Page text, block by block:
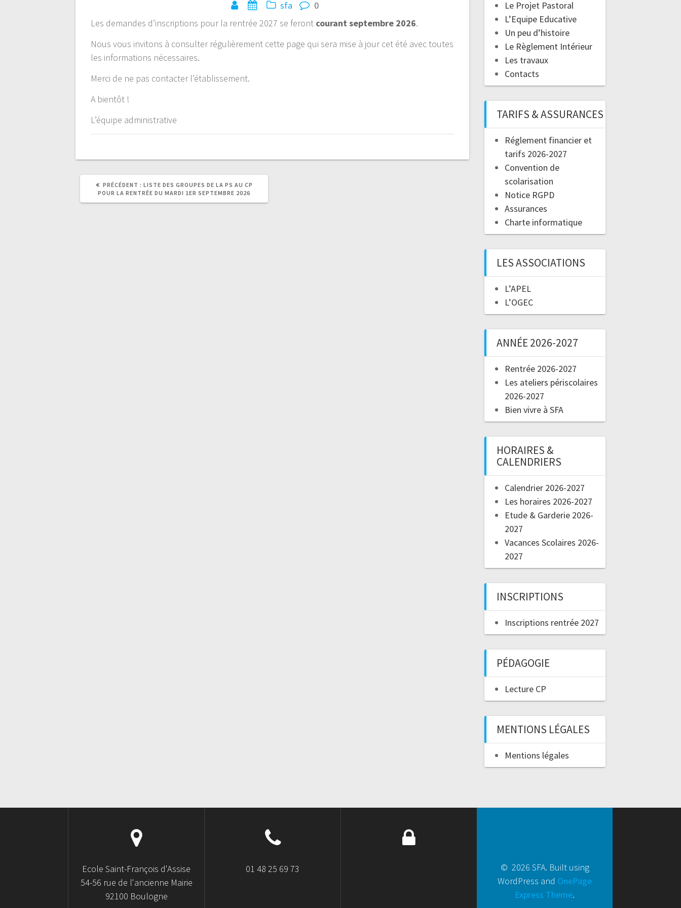
sfa
0
Les demandes d’inscriptions pour la rentrée 2027 se feront courant septembre 2026.
Nous vous invitons à consulter régulièrement cette page qui sera mise à jour cet été avec toutes
les informations nécessaires.
Merci de ne pas contacter l’établissement.
A bientôt !
L’équipe administrative
l’article
PRÉCÉDENT : ARTICLE
PRÉCÉDENT
LISTE DES GROUPES DE LA PS AU CP
POUR LA RENTRÉE DU MARDI 1ER SEPTEMBRE 2026
Le Projet Pastoral
L’Equipe Educative
Un peu d’histoire
Le Règlement Intérieur
Les travaux
Contacts
TARIFS & ASSURANCES
Réglement financier et
tarifs 2026-2027
Convention de
scolarisation
Notice RGPD
Assurances
Charte informatique
LES ASSOCIATIONS
L’APEL
L’OGEC
ANNÉE 2026-2027
Rentrée 2026-2027
Les ateliers périscolaires
2026-2027
Bien vivre à SFA
HORAIRES &
CALENDRIERS
Calendrier 2026-2027
Les horaires 2026-2027
Etude & Garderie 2026-
2027
Vacances Scolaires 2026-
2027
INSCRIPTIONS
Inscriptions rentrée 2027
PÉDAGOGIE
Lecture CP
MENTIONS LÉGALES
Mentions légales
Ecole Saint-François d'Assise
54-56 rue de l'ancienne Mairie
92100 Boulogne
01 48 25 69 73
© 2026 SFA. Built using
WordPress and OnePage
Express Theme.